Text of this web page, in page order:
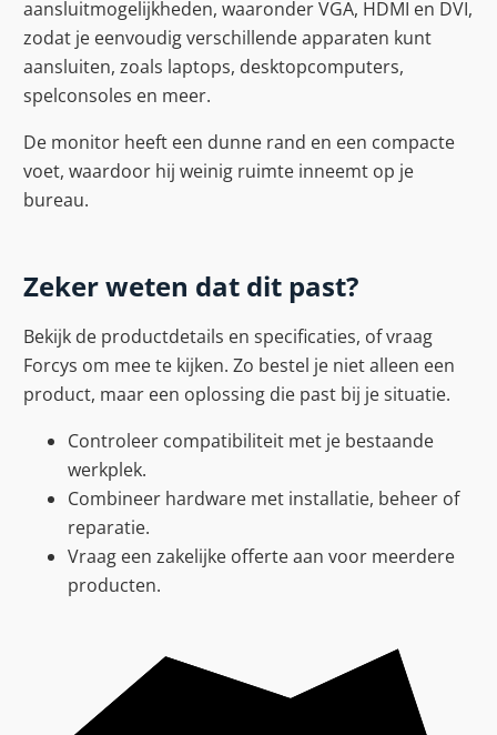
aansluitmogelijkheden, waaronder VGA, HDMI en DVI,
zodat je eenvoudig verschillende apparaten kunt
aansluiten, zoals laptops, desktopcomputers,
spelconsoles en meer.
De monitor heeft een dunne rand en een compacte
voet, waardoor hij weinig ruimte inneemt op je
bureau.
Zeker weten dat dit past?
Bekijk de productdetails en specificaties, of vraag
Forcys om mee te kijken. Zo bestel je niet alleen een
product, maar een oplossing die past bij je situatie.
Controleer compatibiliteit met je bestaande
werkplek.
Combineer hardware met installatie, beheer of
reparatie.
Vraag een zakelijke offerte aan voor meerdere
producten.